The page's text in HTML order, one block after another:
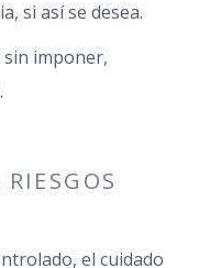
si así se desea.
imponer,
el cuidado